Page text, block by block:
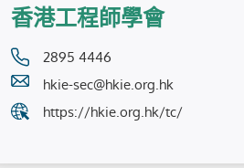
香港工程師學會
2895 4446
hkie-sec@hkie.org.hk
https://hkie.org.hk/tc/